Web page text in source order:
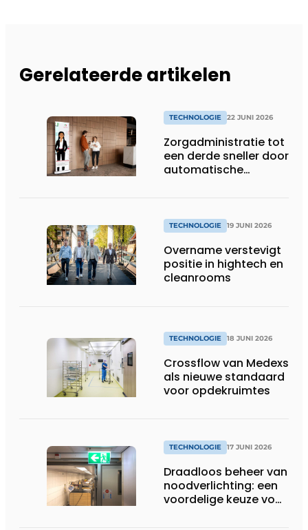
Gerelateerde artikelen
TECHNOLOGIE 22 JUNI 2026
Zorgadministratie tot
een derde sneller door
automatische
TECHNOLOGIE 19 JUNI 2026
Overname verstevigt
positie in hightech en
cleanrooms
TECHNOLOGIE 18 JUNI 2026
Crossflow van Medexs
als nieuwe standaard
voor opdekruimtes
TECHNOLOGIE 17 JUNI 2026
Draadloos beheer van
noodverlichting: een
voordelige keuze voor